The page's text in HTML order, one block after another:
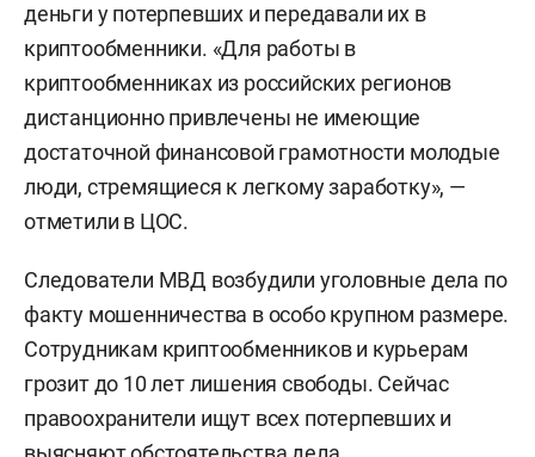
деньги у потерпевших и передавали их в
криптообменники. «Для работы в
криптообменниках из российских регионов
дистанционно привлечены не имеющие
достаточной финансовой грамотности молодые
люди, стремящиеся к легкому заработку», —
отметили в ЦОС.
Следователи МВД возбудили уголовные дела по
факту мошенничества в особо крупном размере.
Сотрудникам криптообменников и курьерам
грозит до 10 лет лишения свободы. Сейчас
правоохранители ищут всех потерпевших и